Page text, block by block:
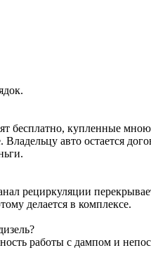
бесплатно, купленные
авто остается
рециркуляции
делается в комплексе.
работы с дампом и